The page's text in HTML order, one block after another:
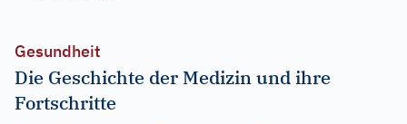
Gesundheit
Die Geschichte der Medizin und ihre
Fortschritte